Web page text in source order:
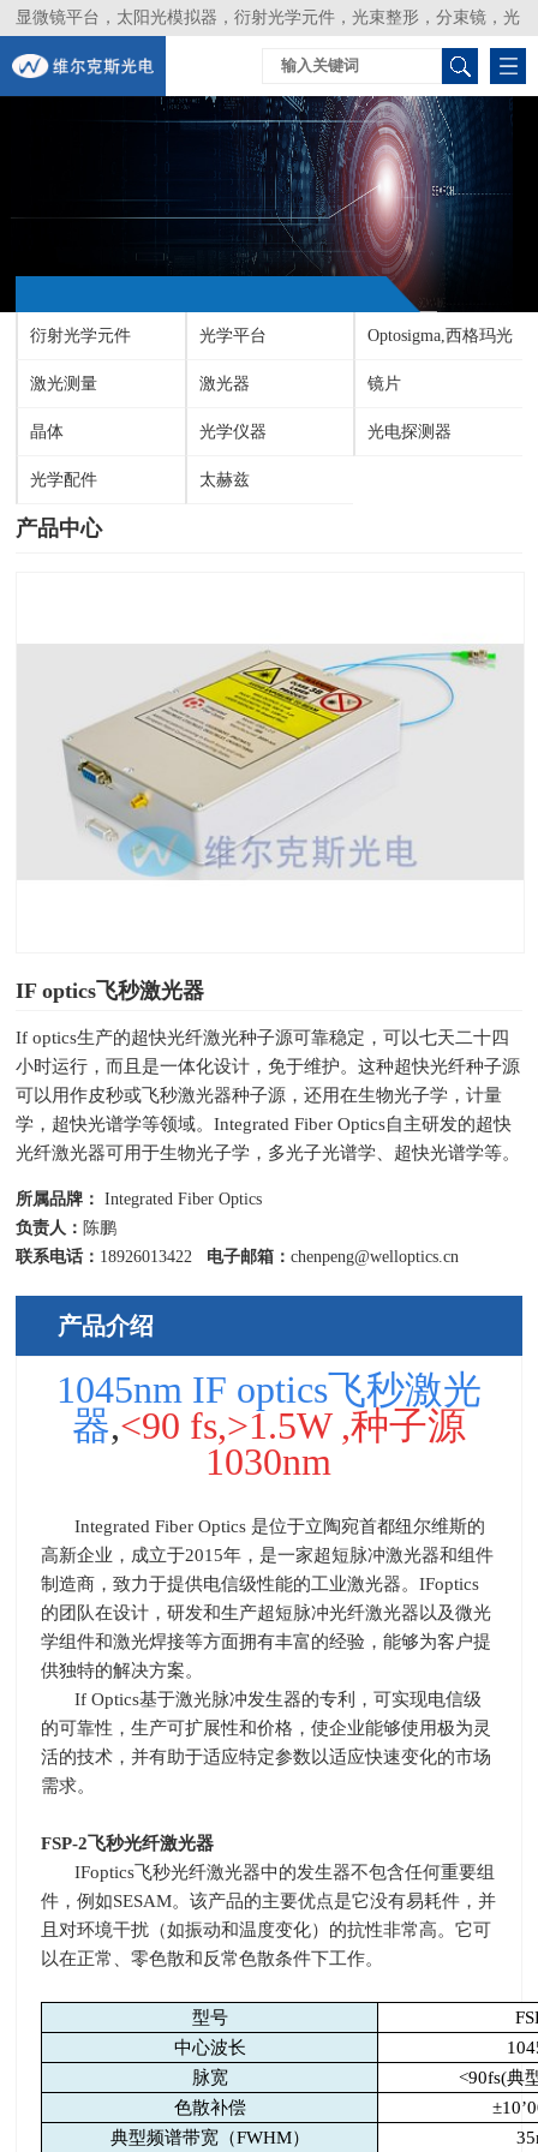
显微镜平台，太阳光模拟器，衍射光学元件，光束整形，分束镜，光
谱仪，生物激光器，光束分析仪，Layertec
衍射光学元件 光学平台 Optosigma,西格玛光
机
激光测量 激光器 镜片
晶体 光学仪器 光电探测器
光学配件 太赫兹
产品中心
IF optics飞秒激光器
If optics生产的超快光纤激光种子源可靠稳定，可以七天二十四
小时运行，而且是一体化设计，免于维护。这种超快光纤种子源
可以用作皮秒或飞秒激光器种子源，还用在生物光子学，计量
学，超快光谱学等领域。Integrated Fiber Optics自主研发的超快
光纤激光器可用于生物光子学，多光子光谱学、超快光谱学等。
所属品牌： Integrated Fiber Optics
负责人： 陈鹏
联系电话： 18926013422 电子邮箱：chenpeng@welloptics.cn
产品介绍
1045nm IF optics飞秒激光
器,<90 fs,>1.5W ,种子源
1030nm
Integrated Fiber Optics 是位于立陶宛首都纽尔维斯的
高新企业，成立于2015年，是一家超短脉冲激光器和组件
制造商，致力于提供电信级性能的工业激光器。IFoptics
的团队在设计，研发和生产超短脉冲光纤激光器以及微光
学组件和激光焊接等方面拥有丰富的经验，能够为客户提
供独特的解决方案。
If Optics基于激光脉冲发生器的专利，可实现电信级
的可靠性，生产可扩展性和价格，使企业能够使用极为灵
活的技术，并有助于适应特定参数以适应快速变化的市场
需求。
FSP-2飞秒光纤激光器
IFoptics飞秒光纤激光器中的发生器不包含任何重要组
件，例如SESAM。该产品的主要优点是它没有易耗件，并
且对环境干扰（如振动和温度变化）的抗性非常高。它可
以在正常、零色散和反常色散条件下工作。
型号
中心波长
脉宽
<90fs(典
色散补偿
±
典型频谱带宽（FWHM）